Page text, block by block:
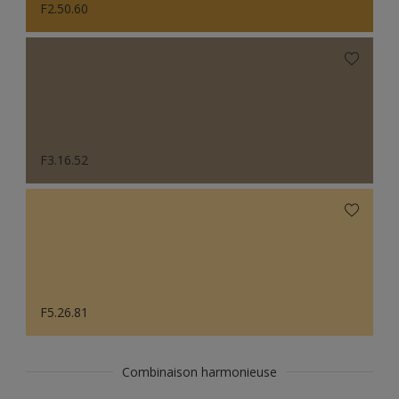
F2.50.60
F3.16.52
F5.26.81
Combinaison harmonieuse